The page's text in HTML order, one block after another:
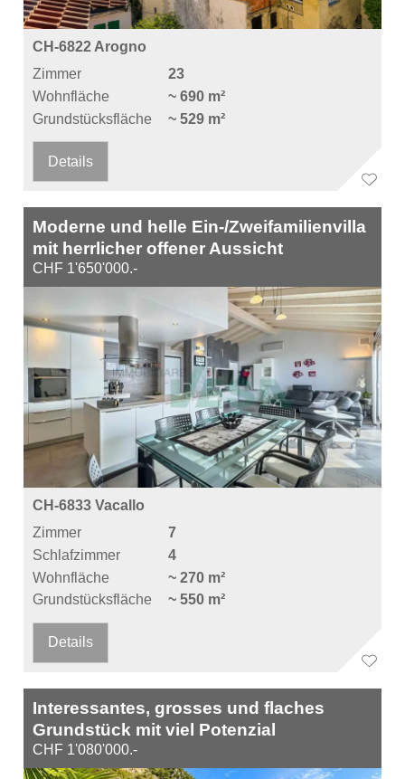
CH-6822 Arogno
Zimmer
23
Wohnfläche
~ 690 m²
Grundstücksfläche
~ 529 m²
Details
Moderne und helle Ein-/Zweifamilienvilla
mit herrlicher offener Aussicht
CHF 1'650'000.-
CH-6833 Vacallo
Zimmer
7
Schlafzimmer
4
Wohnfläche
~ 270 m²
Grundstücksfläche
~ 550 m²
Details
Interessantes, grosses und flaches
Grundstück mit viel Potenzial
CHF 1'080'000.-